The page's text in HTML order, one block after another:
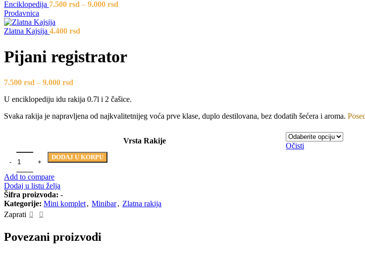
Kajsija
Enciklopedija 7.500 rsd – 9.000 rsd
Prodavnica
Zlatna Kajsija 4.400 rsd
Pijani registrator
7.500 rsd – 9.000 rsd
U enciklopediju idu rakija 0.7l i 2 čašice.
Svaka rakija je napravljena od najkvalitetnijeg voća prve klase, duplo destilovana, bez dodatih šećera i aroma.
Vrsta Rakije
Očisti
DODAJ U KORPU
Add to compare
Dodaj u listu želja
Šifra proizvoda: -
Kategorije: Mini komplet, Minibar, Zlatna rakija
Zaprati
Povezani proizvodi